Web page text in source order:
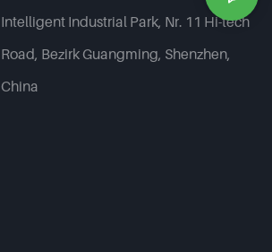
Intelligent Industrial Park, Nr. 11 Hi-tech
Road, Bezirk Guangming, Shenzhen,
China